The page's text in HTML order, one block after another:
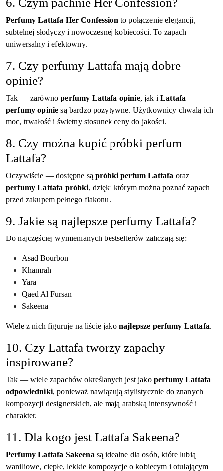
Perfumy Lattafa Her Confession to połączenie elegancji,
subtelnej słodyczy i nowoczesnej kobiecości. To zapach
uniwersalny i efektowny.
7. Czy perfumy Lattafa mają dobre
opinie?
Tak — zarównoperfumy Lattafa opinie, jak iLattafa
perfumy opinie są bardzo pozytywne. Użytkownicy chwalą ich
moc, trwałość i świetny stosunek ceny do jakości.
8. Czy można kupić próbki perfum
Lattafa?
Oczywiście — dostępne są próbki perfum Lattafa oraz
perfumy Lattafa próbki, dzięki którym można poznać zapach
przed zakupem pełnego flakonu.
9. Jakie są najlepsze perfumy Lattafa?
Do najczęściej wymienianych bestsellerów zaliczają się:
Asad Bourbon
Khamrah
Yara
Qaed Al Fursan
Sakeena
Wiele z nich figuruje na liście jako najlepsze perfumy Lattafa.
10. Czy Lattafa tworzy zapachy
inspirowane?
Tak — wiele zapachów określanych jest jako perfumy Lattafa
odpowiedniki, ponieważ nawiązują stylistycznie do znanych
kompozycji designerskich, ale mają arabską intensywność i
charakter.
11. Dla kogo jest Lattafa Sakeena?
Perfumy Lattafa Sakeena są idealne dla osób, które lubią
waniliowe, ciepłe, lekkie kompozycje o kobiecym i otulającym